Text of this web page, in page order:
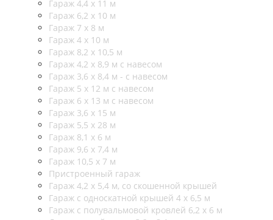
Гараж 4,4 х 11 м
Гараж 6,2 х 10 м
Гараж 7 х 8 м
Гараж 4 х 10 м
Гараж 8,2 х 10,5 м
Гараж 4,2 х 8,9 м с навесом
Гараж 3,6 х 8,4 м - с навесом
Гараж 5 х 12 м с навесом
Гараж 6 х 13 м с навесом
Гараж 3,6 х 15 м
Гараж 5,5 х 28 м
Гараж 8,1 х 6 м
Гараж 9,6 х 7,4 м
Гараж 10,5 х 7 м
Пристроенный гараж
Гараж 4,2 х 5,4 м, со скошенной крышей
Гараж с односкатной крышей 4 х 6,5 м
Гараж с полувальмовой кровлей 6,2 х 6 м